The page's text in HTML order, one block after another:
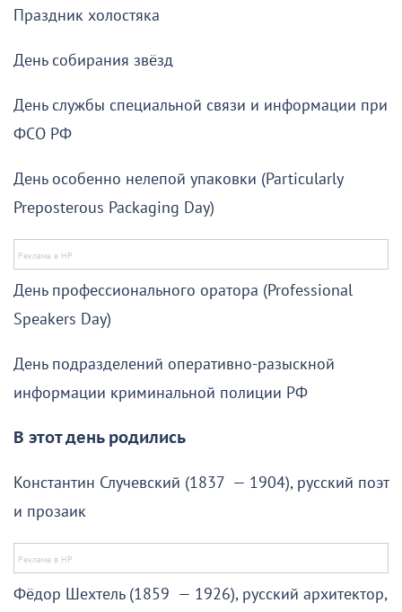
Праздник холостяка
День собирания звёзд
День службы специальной связи и информации при
ФСО РФ
День особенно нелепой упаковки (Particularly
Preposterous Packaging Day)
День профессионального оратора (Professional
Speakers Day)
День подразделений оперативно-разыскной
информации криминальной полиции РФ
В этот день родились
Константин Случевский (1837 — 1904), русский поэт
и прозаик
Фёдор Шехтель (1859 — 1926), русский архитектор,